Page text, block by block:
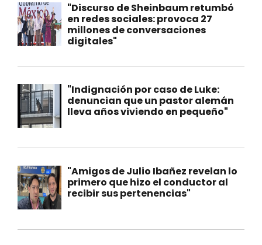
"Discurso de Sheinbaum retumbó
en redes sociales: provoca 27
millones de conversaciones
digitales"
"Indignación por caso de Luke:
denuncian que un pastor alemán
lleva años viviendo en pequeño"
"Amigos de Julio Ibañez revelan lo
primero que hizo el conductor al
recibir sus pertenencias"